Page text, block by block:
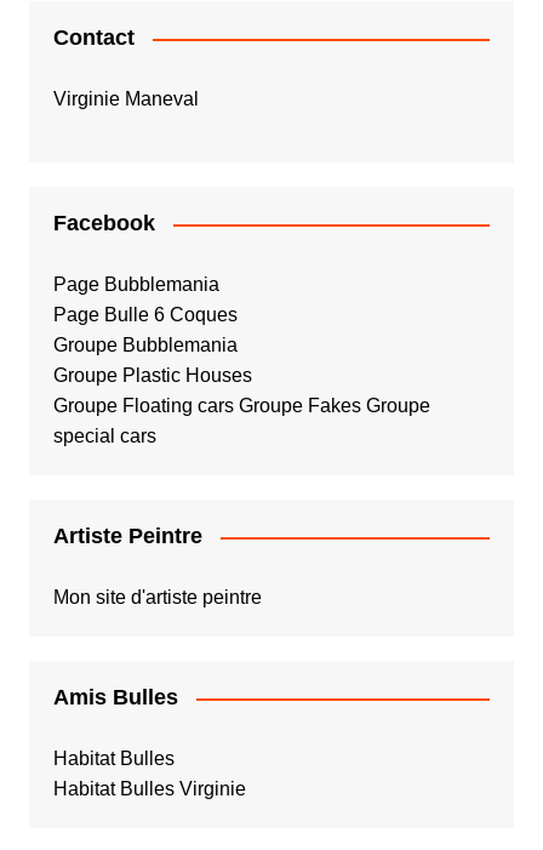
Contact
Virginie Maneval
Facebook
Page Bubblemania
Page Bulle 6 Coques
Groupe Bubblemania
Groupe Plastic Houses
Groupe Floating cars Groupe Fakes Groupe
special cars
Artiste Peintre
Mon site d'artiste peintre
Amis Bulles
Habitat Bulles
Habitat Bulles Virginie